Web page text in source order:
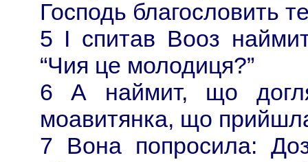
Господь благословить
5 І спитав Вооз
“Чия це молодиця?”
6 А наймит, що
моавитянка, що
7 Вона попросила: